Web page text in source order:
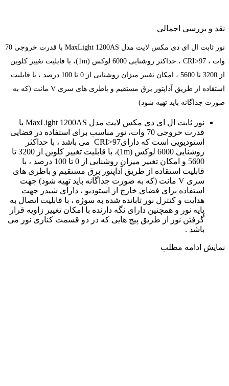
نقد و بررسی اجمالی
نور ثابت ال ای دی مکس لایت مدل MaxLight 1200AS با قدرت خروجی 70
وات ، CRI>97 ، حداکثر روشنایی 6000 لوکس (1m)، با قابلیت تغییر کلوین
از 3200 تا 5600 ، امکان تغییر میزان روشنایی از 0 تا 100 درصد ، با قابلیت
استقاده از طریق آداپتور برق مستقیم و باطری های سری V مانت (که به
صورت جداگانه باید تهیه شود)
نور ثابت ال ای دی مکس لایت مدل MaxLight 1200AS با
قدرت خروجی 70 وات، نور مناسب برای استفاده در فضایی
استودیویی است که دارایCRI>97 می باشد ، با حداکثر
روشنایی 6000 لوکس (1m)، با قابلیت تغییر کلوین از 3200 تا
5600 و امکان تغییر میزان روشنایی از 0 تا 100 درصد ، با
قابلیت استقاده از طریق آداپتور برق مستقیم و باطری های
سری V مانت (که به صورت جداگانه باید تهیه شود) جهت
استفاده برای فضای خارج از استودیو ، دارای شیدر جهت
هدایت و کنترل نور تابانده شده به سوژه ، با قابلیت اتصال به
پایه نور و همچنین دارای نگه دارنده با امکان تغییر زاویه قرار
گرفتن نور از طریق پیچ هایی که در دو قسمت کناری نور می
باشد .
نمایش ادامه مطلب